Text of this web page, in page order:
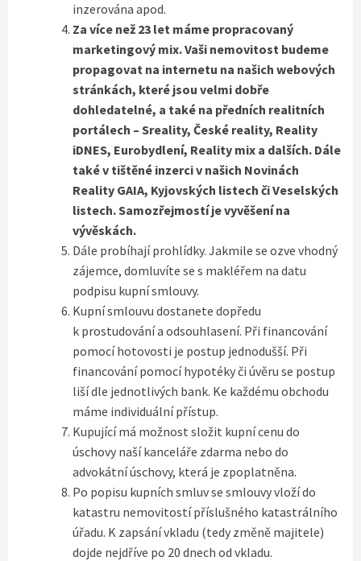
inzerována apod.
Za více než 23 let máme propracovaný
marketingový mix. Vaši nemovitost budeme
propagovat na internetu na našich webových
stránkách, které jsou velmi dobře
dohledatelné, a také na předních realitních
portálech – Sreality, České reality, Reality
iDNES, Eurobydlení, Reality mix a dalších. Dále
také v tištěné inzerci v našich Novinách
Reality GAIA, Kyjovských listech či Veselských
listech. Samozřejmostí je vyvěšení na
vývěskách.
Dále probíhají prohlídky. Jakmile se ozve vhodný
zájemce, domluvíte se s makléřem na datu
podpisu kupní smlouvy.
Kupní smlouvu dostanete dopředu
k prostudování a odsouhlasení. Při financování
pomocí hotovosti je postup jednodušší. Při
financování pomocí hypotéky či úvěru se postup
liší dle jednotlivých bank. Ke každému obchodu
máme individuální přístup.
Kupující má možnost složit kupní cenu do
úschovy naší kanceláře zdarma nebo do
advokátní úschovy, která je zpoplatněna.
Po popisu kupních smluv se smlouvy vloží do
katastru nemovitostí příslušného katastrálního
úřadu. K zapsání vkladu (tedy změně majitele)
dojde nejdříve po 20 dnech od vkladu.